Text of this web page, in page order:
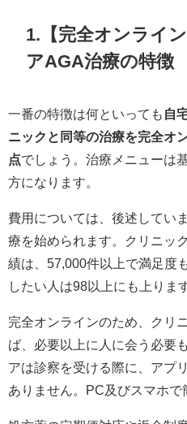
1.【完全オンライ
アAGA治療の特徴
一番の特徴は何といっても 自
ニックと同等の治療を完全オ
点でしょう。治療メニューは
方になります。
費用については、後述してい
療を始められます。クリニッ
績は、57,000件以上で満足度
したい人は98以上にも上りま
完全オンラインのため、クリ
ば、必要以上に人に会う必要
アは診察を受ける際に、アプ
ありません。PC及びスマホで